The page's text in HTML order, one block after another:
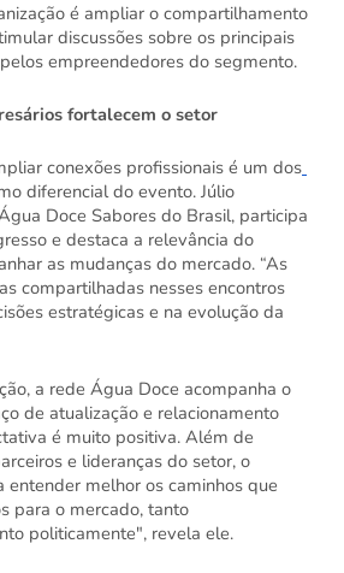
é ampliar o compartilhamento
discussões sobre os principais
empreendedores do segmento.
fortalecem o setor
conexões profissionais é um dos
diferencial do evento. Júlio
Doce Sabores do Brasil, participa
e destaca a relevância do
as mudanças do mercado. “As
compartilhadas nesses encontros
estratégicas e na evolução da
a rede Água Doce acompanha o
de atualização e relacionamento
é muito positiva. Além de
e lideranças do setor, o
entender melhor os caminhos que
para o mercado, tanto
politicamente", revela ele.